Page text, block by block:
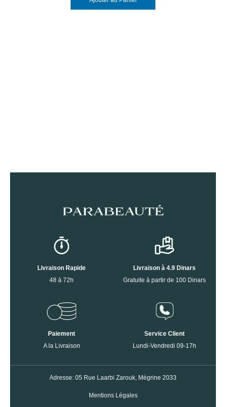
Livraison Rapide
48 à 72h
Livraison à 4.9 Dinars
Gratuite à partir de 100 Dinars
Paiement
A la Livraison
Service Client
Lundi-Vendredi 09-17h
Adresse: 05 Rue Laarbi Zarouk, Mégrine 2033
Mentions Légales